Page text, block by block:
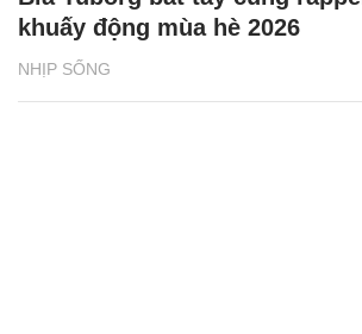
NHỊP SỐNG
khuấy động mùa hè 2026